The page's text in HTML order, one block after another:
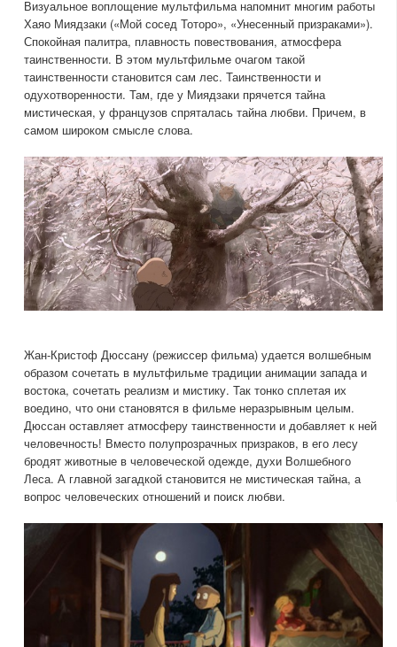
Визуальное воплощение мультфильма напомнит многим работы
Хаяо Миядзаки («Мой сосед Тоторо», «Унесенный призраками»).
Спокойная палитра, плавность повествования, атмосфера
таинственности. В этом мультфильме очагом такой
таинственности становится сам лес. Таинственности и
одухотворенности. Там, где у Миядзаки прячется тайна
мистическая, у французов спряталась тайна любви. Причем, в
самом широком смысле слова.
Жан-Кристоф Дюссану (режиссер фильма) удается волшебным
образом сочетать в мультфильме традиции анимации запада и
востока, сочетать реализм и мистику. Так тонко сплетая их
воедино, что они становятся в фильме неразрывным целым.
Дюссан оставляет атмосферу таинственности и добавляет к ней
человечность! Вместо полупрозрачных призраков, в его лесу
бродят животные в человеческой одежде, духи Волшебного
Леса. А главной загадкой становится не мистическая тайна, а
вопрос человеческих отношений и поиск любви.